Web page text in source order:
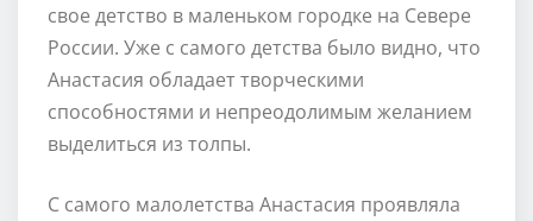
свое детство в маленьком городке на Севере
России. Уже с самого детства было видно, что
Анастасия обладает творческими
способностями и непреодолимым желанием
выделиться из толпы.
С самого малолетства Анастасия проявляла